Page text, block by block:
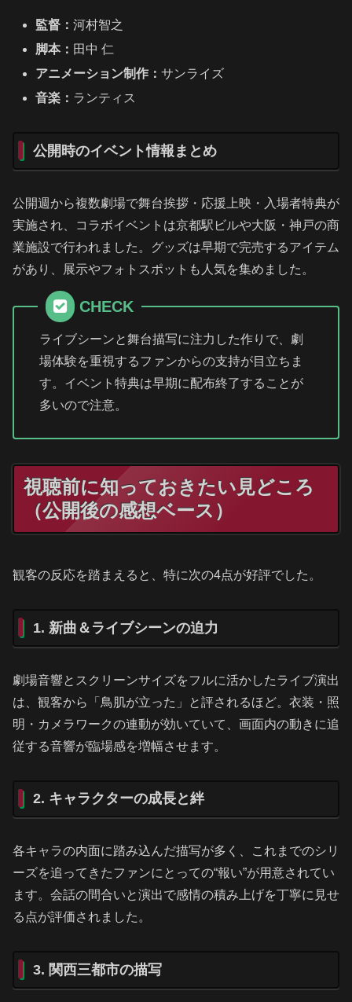
監督：河村智之
脚本： 田中 仁
アニメーション制作：サンライズ
音楽： ランティス
公開時のイベント情報まとめ
公開週から複数劇場で舞台挨拶・応援上映・入場者特典が
実施され、コラボイベントは京都駅ビルや大阪・神戸の商
業施設で行われました。グッズは早期で完売するアイテム
があり、展示やフォトスポットも人気を集めました。
CHECK
ライブシーンと舞台描写に注力した作りで、劇
場体験を重視するファンからの支持が目立ちま
す。イベント特典は早期に配布終了することが
多いので注意。
視聴前に知っておきたい見どころ
（公開後の感想ベース）
観客の反応を踏まえると、特に次の4点が好評でした。
1. 新曲＆ライブシーンの迫力
劇場音響とスクリーンサイズをフルに活かしたライブ演出
は、観客から「鳥肌が立った」と評されるほど。衣装・照
明・カメラワークの連動が効いていて、画面内の動きに追
従する音響が臨場感を増幅させます。
2. キャラクターの成長と絆
各キャラの内面に踏み込んだ描写が多く、これまでのシリ
ーズを追ってきたファンにとっての“報い”が用意されてい
ます。会話の間合いと演出で感情の積み上げを丁寧に見せ
る点が評価されました。
3. 関西三都市の描写